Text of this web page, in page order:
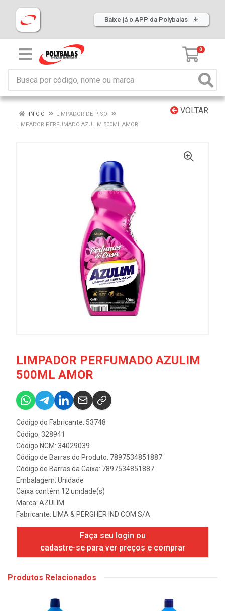
Baixe já o APP da Polybalas
0
VOLTAR
INÍCIO
LIMPADOR DE PISO
LIMPADOR PERFUMADO AZULIM 500ML AMOR
LIMPADOR PERFUMADO AZULIM
500ML AMOR
Código do Fabricante: 53748
Código: 328941
Código NCM: 34029039
Código de Barras do Produto: 7897534851887
Código de Barras da Caixa: 7897534851887
Embalagem: Unidade
Caixa contém 12 unidade(s)
Marca: AZULIM
Fabricante:
LIMA & PERGHER IND COM S/A
Faça seu login ou
cadastre-se para ver preços e comprar
Produtos Relacionados